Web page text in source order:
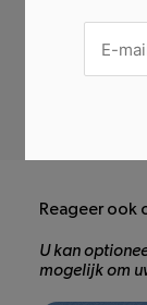
Deel
Reageer ook
U kan
mogelijk om